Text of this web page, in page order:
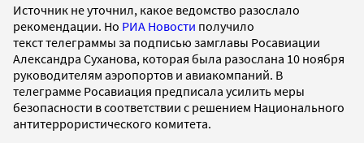
Источник не уточнил, какое ведомство разослало
рекомендации. Но РИА Новости получило
текст телеграммы за подписью замглавы Росавиации
Александра Суханова, которая была разослана 10 ноября
руководителям аэропортов и авиакомпаний. В
телеграмме Росавиация предписала усилить меры
безопасности в соответствии с решением Национального
антитеррористического комитета.